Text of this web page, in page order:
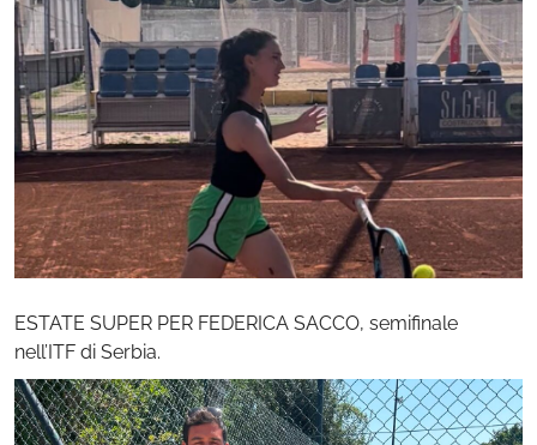
ESTATE SUPER PER FEDERICA SACCO, semifinale
nell’ITF di Serbia.